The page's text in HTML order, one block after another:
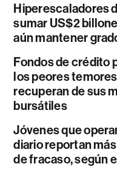
Hiperescaladores
sumar US$2
aún mantener
Fondos de crédito
los peores
recuperan de sus
bursátiles
Jóvenes que
diario reportan
de fracaso, según